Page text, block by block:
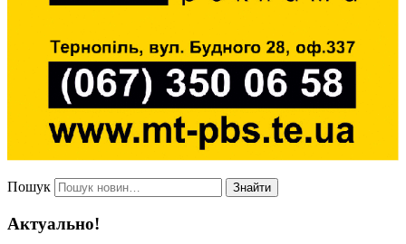
Пошук Знайти
Актуально!